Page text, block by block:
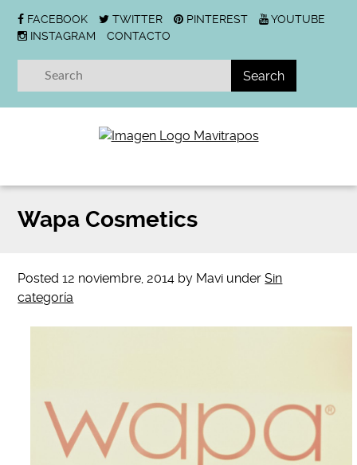
FACEBOOK TWITTER PINTEREST
YOUTUBE
INSTAGRAM
CONTACTO
Wapa Cosmetics
Posted12 noviembre, 2014 by Mavi underSin
categoría